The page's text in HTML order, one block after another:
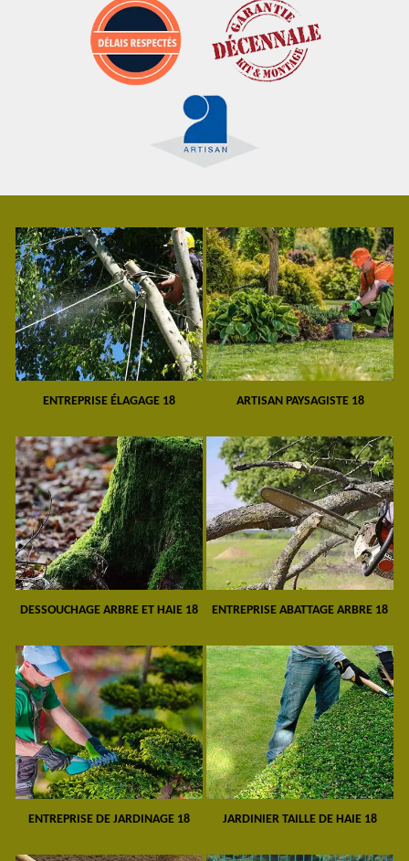
ENTREPRISE ÉLAGAGE 18 ARTISAN PAYSAGISTE 18
DESSOUCHAGE ARBRE ET HAIE 18 ENTREPRISE ABATTAGE ARBRE 18
ENTREPRISE DE JARDINAGE 18 JARDINIER TAILLE DE HAIE 18